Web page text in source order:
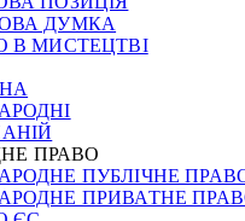
ДУМКА
В МИСТЕЦТВІ
ПРАВО
ПУБЛІЧНЕ
ПРИВАТНЕ